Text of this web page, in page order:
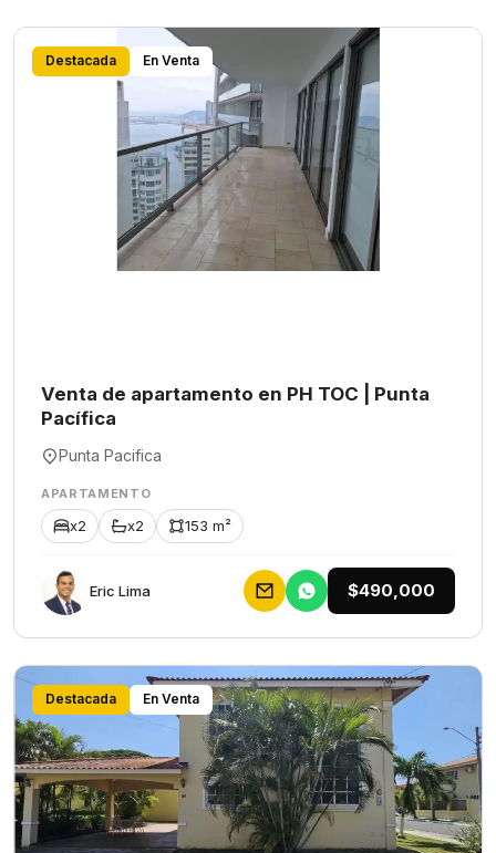
Destacada En Venta
Venta de apartamento en PH TOC | Punta
Pacífica
Punta Pacifica
APARTAMENTO
x2 x2 153 m²
Eric Lima $490,000
Destacada En Venta